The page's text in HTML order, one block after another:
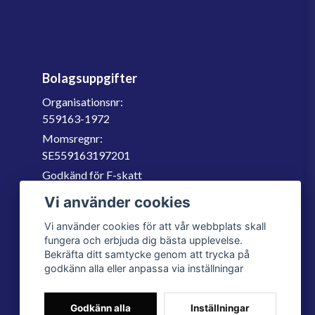
Bolagsuppgifter
Organisationsnr:
559163-1972
Momsregnr:
SE559163197201
Godkänd för F-skatt
060-566 800
Vi använder cookies
Vi använder cookies för att vår webbplats skall
fungera och erbjuda dig bästa upplevelse.
Bekräfta ditt samtycke genom att trycka på
godkänn alla eller anpassa via inställningar
Godkänn alla Inställningar